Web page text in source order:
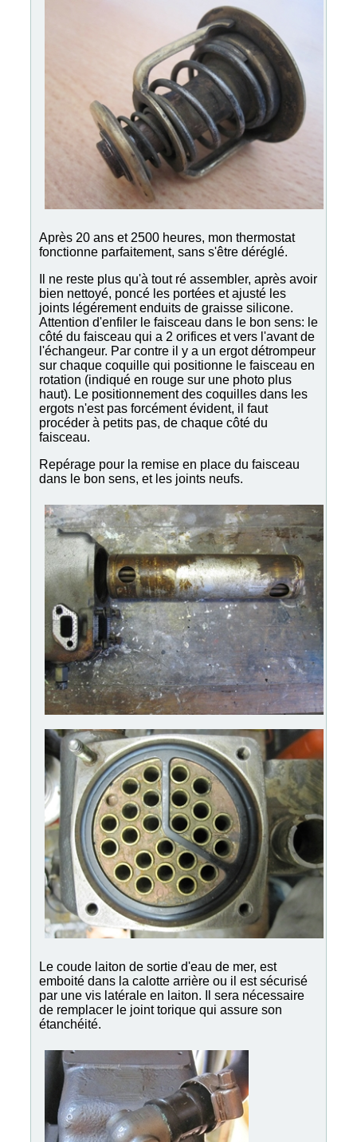
Après 20 ans et 2500 heures, mon thermostat
fonctionne parfaitement, sans s'être déréglé.
Il ne reste plus qu'à tout ré assembler, après avoir
bien nettoyé, poncé les portées et ajusté les
joints légérement enduits de graisse silicone.
Attention d'enfiler le faisceau dans le bon sens: le
côté du faisceau qui a 2 orifices et vers l'avant de
l'échangeur. Par contre il y a un ergot détrompeur
sur chaque coquille qui positionne le faisceau en
rotation (indiqué en rouge sur une photo plus
haut). Le positionnement des coquilles dans les
ergots n'est pas forcément évident, il faut
procéder à petits pas, de chaque côté du
faisceau.
Repérage pour la remise en place du faisceau
dans le bon sens, et les joints neufs.
Le coude laiton de sortie d'eau de mer, est
emboité dans la calotte arrière ou il est sécurisé
par une vis latérale en laiton. Il sera nécessaire
de remplacer le joint torique qui assure son
étanchéité.